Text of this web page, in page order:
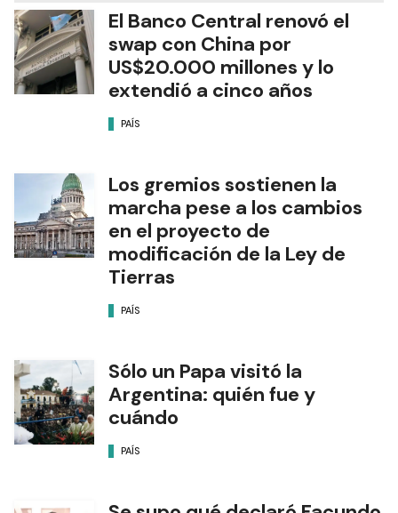
El Banco Central renovó el
swap con China por
US$20.000 millones y lo
extendió a cinco años
PAÍS
Los gremios sostienen la
marcha pese a los cambios
en el proyecto de
modificación de la Ley de
Tierras
PAÍS
Sólo un Papa visitó la
Argentina: quién fue y
cuándo
PAÍS